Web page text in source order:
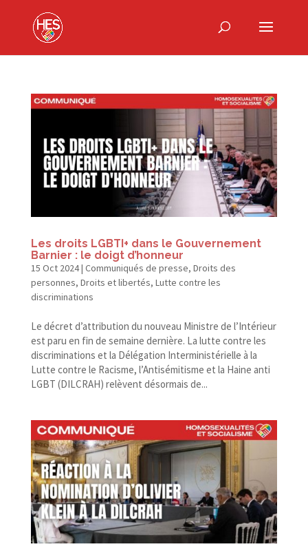
Les droits LGBTI+ dans le Gouvernement
Barnier : le doigt d’honneur
15 Oct 2024| Communiqués de presse, Droits des
personnes, Droits et libertés, Lutte contre les
discriminations
Le décret d’attribution du nouveau Ministre de l’Intérieur
est paru en fin de semaine dernière. La lutte contre les
discriminations et la Délégation Interministérielle à la
Lutte contre le Racisme, l’Antisémitisme et la Haine anti
LGBT (DILCRAH) relèvent désormais de...